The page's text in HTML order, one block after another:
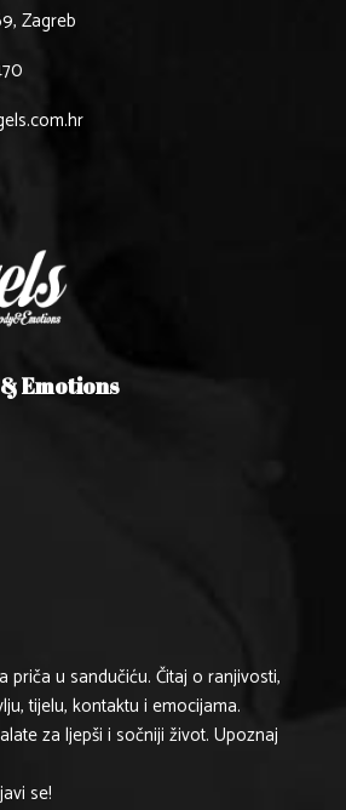
Zagreb
Emotions
priča u sandučiću. Čitaj o ranjivosti,
tijelu, kontaktu i emocijama.
za ljepši i sočniji život. Upoznaj
se!